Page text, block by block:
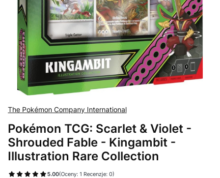
The Pokémon Company International
Pokémon TCG: Scarlet & Violet -
Shrouded Fable - Kingambit -
Illustration Rare Collection
5.00(Oceny: 1 Recenzje: 0)